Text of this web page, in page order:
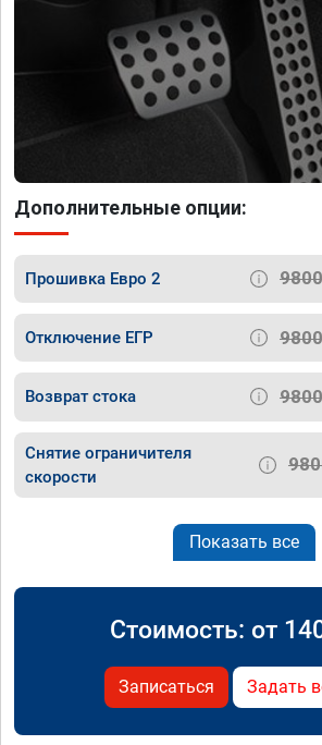
Дополнительные опции:
Прошивка Евро 2 9800
Отключение ЕГР 9800
Возврат стока 9800
Снятие ограничителя
скорости
Показать все
Стоимость: от
Записаться Задать